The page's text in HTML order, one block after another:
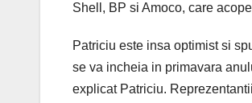
Shell, BP si Amoco, care
Patriciu este insa optimist si
se va incheia in primavara
explicat Patriciu.